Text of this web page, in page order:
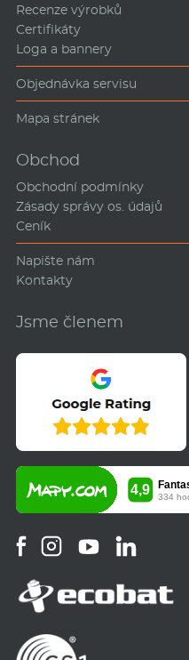
Recenze výrobků
Certifikáty
Loga a bannery
Objednávka servisu
Mapa stránek
Obchod
Obchodní podmínky
Zásady správy os. údajů
Ceník
Napište nám
Kontakty
Jsme členem